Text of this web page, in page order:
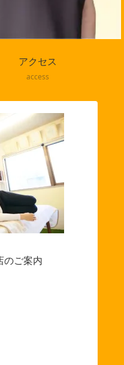
アクセス
access
のご案内